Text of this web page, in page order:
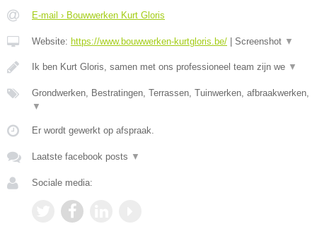
E-mail › Bouwwerken Kurt Gloris
Website: https://www.bouwwerken-kurtgloris.be/ Screenshot ▼
Ik ben Kurt Gloris, samen met ons professioneel team zijn we ▼
Grondwerken, Bestratingen, Terrassen, Tuinwerken, afbraakwerken,
▼
Er wordt gewerkt op afspraak.
Laatste facebook posts ▼
Sociale media: